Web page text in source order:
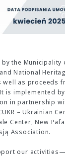
the Municipality
National
well as proceeds
is implemented
in partnership
– Ukrainian
Center, New
Association.
our